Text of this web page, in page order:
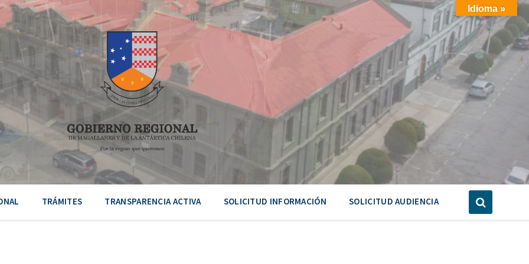
TRÁMITES TRANSPARENCIA ACTIVA SOLICITUD INFORMACIÓN SOLICITUD AUDIENCIA
Idioma »